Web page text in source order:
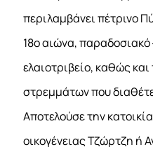
περιλαμβάνει πέτρινο
18ο αιώνα, παραδοσιακό
ελαιοτριβείο, καθώς
στρεμμάτων που
Αποτελούσε την
οικογένειας Τζώρτζη ή